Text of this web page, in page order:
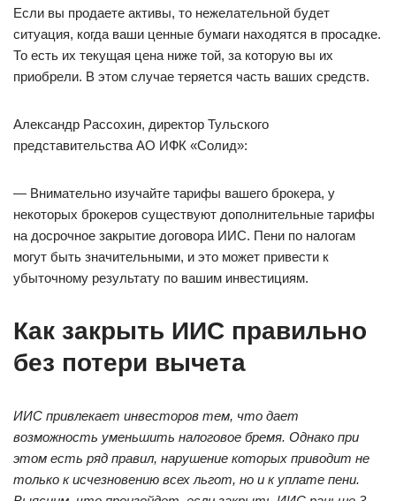
Если вы продаете активы, то нежелательной будет
ситуация, когда ваши ценные бумаги находятся в просадке.
То есть их текущая цена ниже той, за которую вы их
приобрели. В этом случае теряется часть ваших средств.
Александр Рассохин, директор Тульского
представительства АО ИФК «Солид»:
— Внимательно изучайте тарифы вашего брокера, у
некоторых брокеров существуют дополнительные тарифы
на досрочное закрытие договора ИИС. Пени по налогам
могут быть значительными, и это может привести к
убыточному результату по вашим инвестициям.
Как закрыть ИИС правильно
без потери вычета
ИИС привлекает инвесторов тем, что дает
возможность уменьшить налоговое бремя. Однако при
этом есть ряд правил, нарушение которых приводит не
только к исчезновению всех льгот, но и к уплате пени.